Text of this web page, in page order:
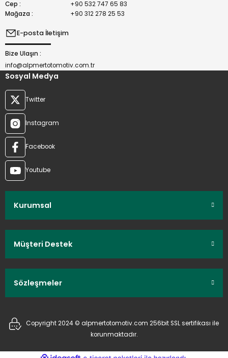
Cep :
+90 532 747 65 83
Mağaza :
+90 312 278 25 53
E-posta İletişim
Bize Ulaşın :
info@alpmertotomotiv.com.tr
Sosyal Medya
Twitter
Instagram
Facebook
Youtube
Kurumsal
Müşteri Destek
Sözleşmeler
Copyright 2024 © alpmertotomotiv.com 256bit SSL sertifikası ile
korunmaktadır.